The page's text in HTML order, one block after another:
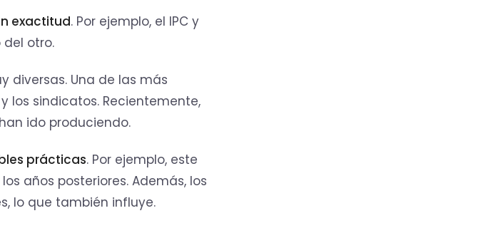
exactitud. Por ejemplo, el IPC y
otro.
diversas. Una de las más
los sindicatos. Recientemente,
ido produciendo.
prácticas. Por ejemplo, este
años posteriores. Además, los
lo que también influye.